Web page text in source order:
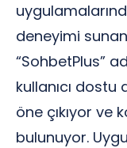
deneyimi
“SohbetPlus”
kullanıcı
öne çıkıyor ve
bulunuyor.